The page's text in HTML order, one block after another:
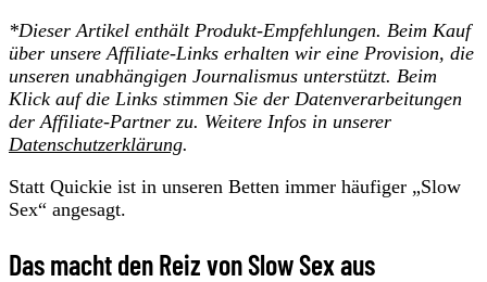
*Dieser Artikel enthält Produkt-Empfehlungen. Beim Kauf
über unsere Affiliate-Links erhalten wir eine Provision, die
unseren unabhängigen Journalismus unterstützt. Beim
Klick auf die Links stimmen Sie der Datenverarbeitungen
der Affiliate-Partner zu. Weitere Infos in unserer
Datenschutzerklärung.
Statt Quickie ist in unseren Betten immer häufiger „Slow
Sex“ angesagt.
Das macht den Reiz von Slow Sex aus